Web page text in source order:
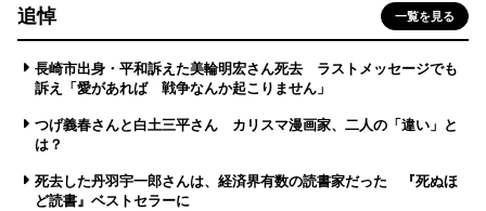
追悼 一覧を見る
長崎市出身・平和訴えた美輪明宏さん死去 ラストメッセージでも
訴え「愛があれば 戦争なんか起こりません」
つげ義春さんと白土三平さん カリスマ漫画家、二人の「違い」と
は？
死去した丹羽宇一郎さんは、経済界有数の読書家だった 『死ぬほ
ど読書』ベストセラーに